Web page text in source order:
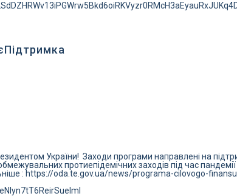
України! Заходи програми направлені на
протиепідемічних заходів під час пандемії
: https://oda.te.gov.ua/news/programa-cilovogo-